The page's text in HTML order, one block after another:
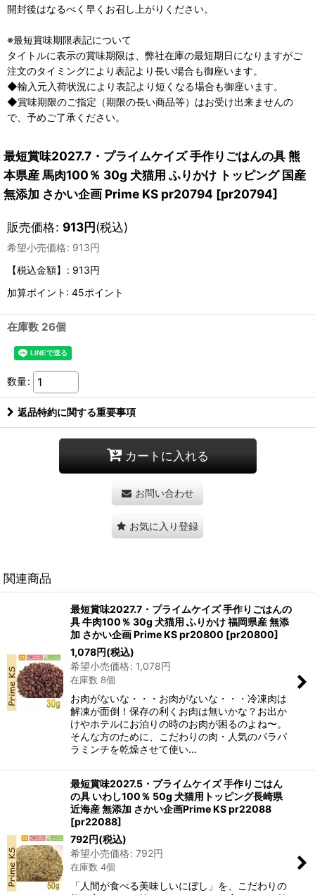
開封後はなるべく早くお召し上がりください。
※最短賞味期限表記について
タイトルに表示の賞味期限は、弊社在庫の最短期日になりますがご
注文のタイミングにより表記より長い場合も御座います。
◆輸入元入荷状況により表記より短くなる場合も御座います。
◆賞味期限のご指定（期限の長い商品等）はお受け出来ませんの
で、予めご了承ください。
最短賞味2027.7・プライムケイズ 手作りごはんの具 熊
本県産 馬肉100％ 30g 犬猫用 ふりかけ トッピング 国産
無添加 さかい企画 Prime KS pr20794 [pr20794]
販売価格: 913円(税込)
希望小売価格: 913円
【税込金額】
: 913円
加算ポイント: 45ポイント
在庫数 26個
数量:
返品特約に関する重要事項
カートに入れる
お問い合わせ
お気に入り登録
関連商品
最短賞味2027.7・プライムケイズ 手作りごはんの
具 牛肉100％ 30g 犬猫用 ふりかけ 福岡県産 無添
加 さかい企画 Prime KS pr20800 [pr20800]
1,078円(税込)
希望小売価格: 1,078円
在庫数 8個
お肉がないな・・・お肉がないな・・・冷凍肉は
解凍が面倒！保存の利くお肉は無いかな？お出か
けやホテルにお泊りの時のお肉が困るのよね〜。
そんな方のために、こだわりの肉・人気のパラパ
ラミンチを乾燥させて使い…
最短賞味2027.5・プライムケイズ 手作りごはん
の具 いわし100％ 50g 犬猫用トッピング長崎県
近海産 無添加 さかい企画Prime KS pr22088
[pr22088]
792円(税込)
希望小売価格: 792円
在庫数 4個
「人間が食べる美味しいにぼし」を、こだわりの